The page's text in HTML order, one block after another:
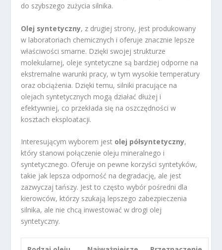
do szybszego zużycia silnika.
Olej syntetyczny, z drugiej strony, jest produkowany
w laboratoriach chemicznych i oferuje znacznie lepsze
właściwości smarne. Dzięki swojej strukturze
molekularnej, oleje syntetyczne są bardziej odporne na
ekstremalne warunki pracy, w tym wysokie temperatury
oraz obciążenia. Dzięki temu, silniki pracujące na
olejach syntetycznych mogą działać dłużej i
efektywniej, co przekłada się na oszczędności w
kosztach eksploatacji.
Interesującym wyborem jest olej półsyntetyczny,
który stanowi połączenie oleju mineralnego i
syntetycznego. Oferuje on pewne korzyści syntetyków,
takie jak lepsza odporność na degradację, ale jest
zazwyczaj tańszy. Jest to często wybór pośredni dla
kierowców, którzy szukają lepszego zabezpieczenia
silnika, ale nie chcą inwestować w drogi olej
syntetyczny.